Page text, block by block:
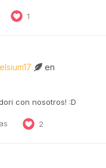
1
en
con nosotros! :D
2